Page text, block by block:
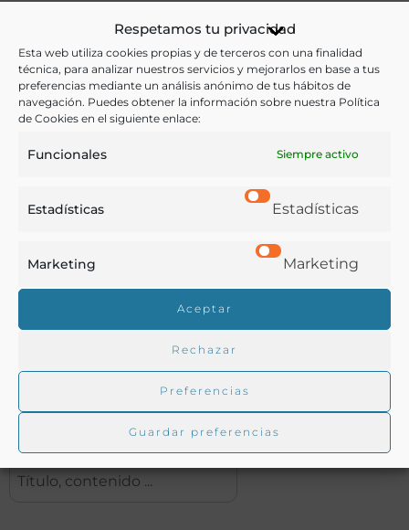
Respetamos tu privacidad
Esta web utiliza cookies propias y de terceros con una finalidad
técnica, para analizar nuestros servicios y mejorarlos en base a tus
preferencias mediante un análisis anónimo de tus hábitos de
navegación. Puedes obtener la información sobre nuestra Política
de Cookies en el siguiente enlace:
Funcionales Siempre activo
Estadísticas Estadísticas
Marketing Marketing
Aceptar
Rechazar
Preferencias
Guardar preferencias
Ganadería
Ver más libros con las palabras clave:
Agricultura, Argentina, Censo ,Ganadería
Buscar en la biblioteca